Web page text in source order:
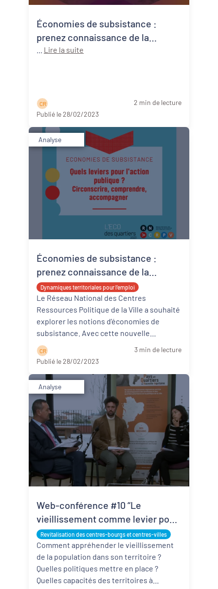
Économies de subsistance :
prenez connaissance de la
nouvelle publication du réseau
Lire la suite
C R
2 min de lecture
Publié le 28/02/2023
Analyse
Dynamiques territoriales pour l’emploi
Économies de subsistance :
prenez connaissance de la
nouvelle publication du réseau
national des centres de
ressources !
Le Réseau National des Centres
Ressources Politique de la Ville a souhaité
explorer les notions d’économies de
subsistance. Avec cette nouvelle
publication, le Réseau souhaite apporter
C R
3 min de lecture
Publié le 28/02/2023
Analyse
Revitalisation des centres-bourgs et centres-villes
Web-conférence #10 “Le
vieillissement comme levier pour
la revitalisation des centres-
bourgs : ressorts et
opportunités”, ce qu’il faut retenir
Comment appréhender le vieillissement
de la population dans son territoire ?
Quelles politiques mettre en place ?
Quelles capacités des territoires à